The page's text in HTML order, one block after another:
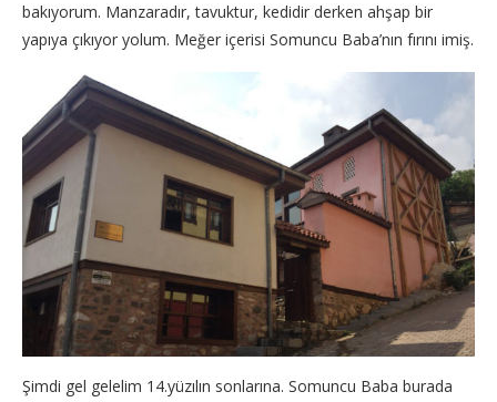
bakıyorum. Manzaradır, tavuktur, kedidir derken ahşap bir
yapıya çıkıyor yolum. Meğer içerisi Somuncu Baba’nın fırını imiş.
Şimdi gel gelelim 14.yüzılın sonlarına. Somuncu Baba burada